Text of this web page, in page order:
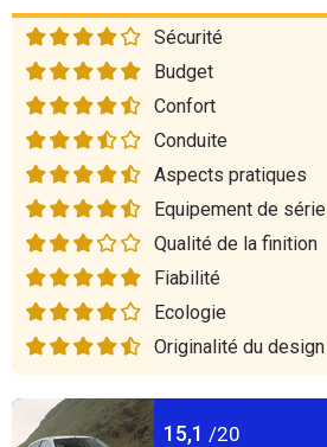
Sécurité
Budget
Confort
Conduite
Aspects pratiques
Equipement de série
Qualité de la finition
Fiabilité
Ecologie
Originalité du design
15,1 /20